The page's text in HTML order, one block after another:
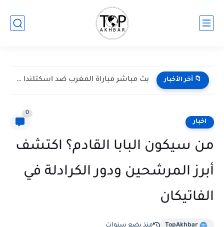
📁 آخر الأخبار بث مباشر مباراة المغرب ضد اسكتلندا في كأس العالم 2026...
اخبار
0
من سيكون البابا القادم؟ اكتشف
أبرز المرشحين ودور الكرادلة في
الفاتيكان
TopAkhbar منذ بضع سنوات